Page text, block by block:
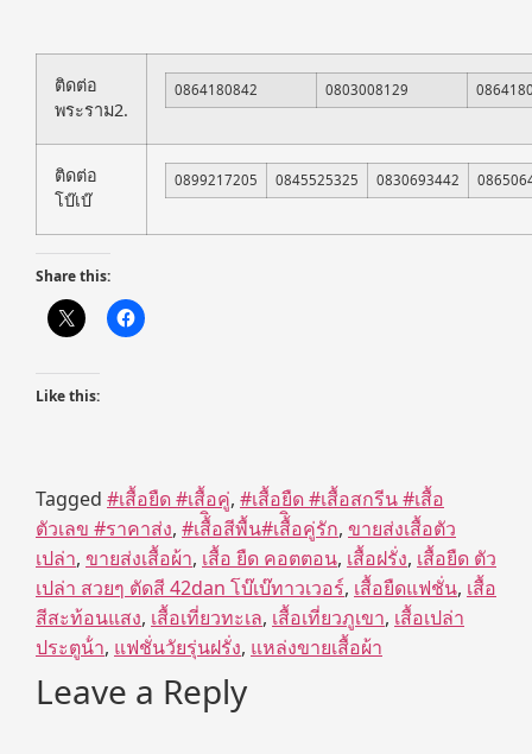
ติดต่อ
พระราม2.
0864180842 0803008129
ติดต่อ
โบ๊เบ๊
0899217205 0845525325 0830693442
Share this:
Like this:
Tagged #เสื้อยืด #เสื้อคู่, #เสื้อยืด #เสื้อสกรีน #เสื้อ
ตัวเลข #ราคาส่ง, #เสื้ิอสีพื้น#เสื้ิอคู่รัก, ขายส่งเสื้อตัว
เปล่า, ขายส่งเสื้อผ้า, เสื้อ ยืด คอตตอน, เสื้อฝรั่ง, เสื้อยืด ตัว
เปล่า สวยๆ ตัดสี 42dan โบ๊เบ๊ทาวเวอร์, เสื้อยืดแฟชั่น, เสื้อ
สีสะท้อนแสง, เสื้อเที่ยวทะเล, เสื้อเที่ยวภูเขา, เสื้อเปล่า
ประตูน้ํา, แฟชั่นวัยรุ่นฝรั่ง, แหล่งขายเสื้อผ้า
Leave a Reply